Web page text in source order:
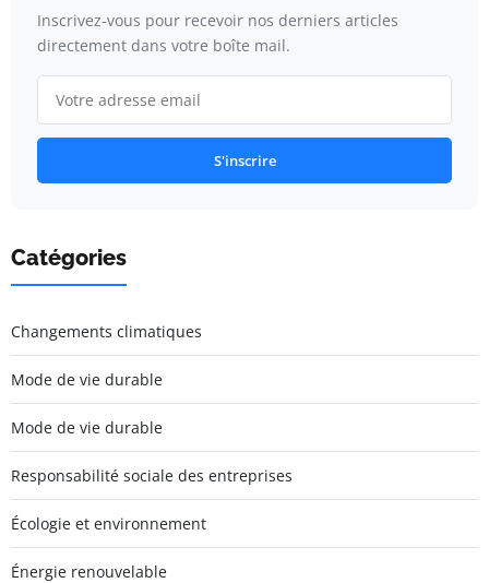
Inscrivez-vous pour recevoir nos derniers articles
directement dans votre boîte mail.
S'inscrire
Catégories
Changements climatiques
Mode de vie durable
Mode de vie durable
Responsabilité sociale des entreprises
Écologie et environnement
Énergie renouvelable